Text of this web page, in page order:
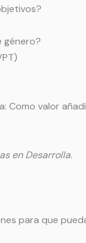
valor
en Desarrolla.
para que